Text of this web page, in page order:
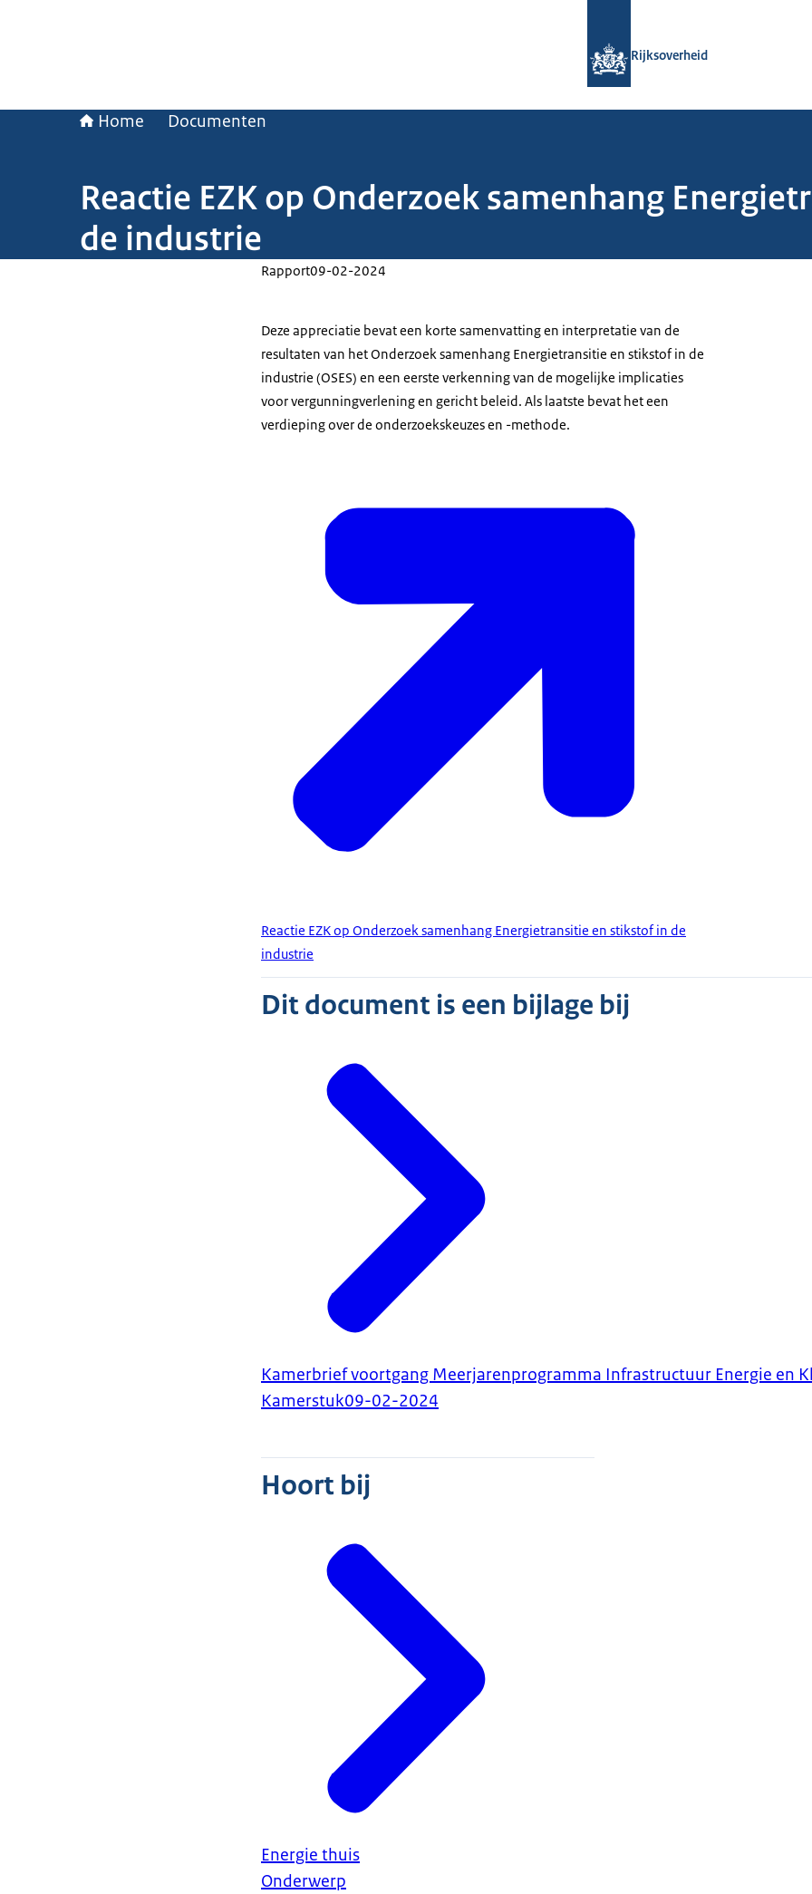
Rijksoverheid
Home Documenten
Reactie EZK op Onderzoek samenhang
de industrie
Rapport09-02-2024
Deze appreciatie bevat een korte samenvatting en interpretatie van de
resultaten van het Onderzoek samenhang Energietransitie en stikstof in de
industrie (OSES) en een eerste verkenning van de mogelijke implicaties
voor vergunningverlening en gericht beleid. Als laatste bevat het een
verdieping over de onderzoekskeuzes en -methode.
Reactie EZK op Onderzoek samenhang Energietransitie en stikstof in de
industrie
Dit document is een bijlage bij
Kamerbrief voortgang Meerjarenprogramma Infrastructuur Energie en
Kamerstuk09-02-2024
Hoort bij
Energie thuis
Onderwerp